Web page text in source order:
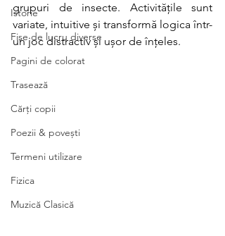
Istorie
Fișe de lucru diverse
Pagini de colorat
Trasează
Cărți copii
Poezii & povești
Termeni utilizare
Fizica
Muzică Clasică
grupuri de insecte. Activitățile sunt
variate, intuitive și transformă logica într-
un joc distractiv și ușor de înțeles.